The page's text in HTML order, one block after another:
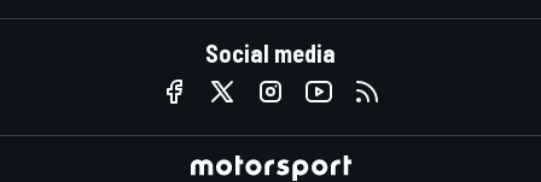
Social media